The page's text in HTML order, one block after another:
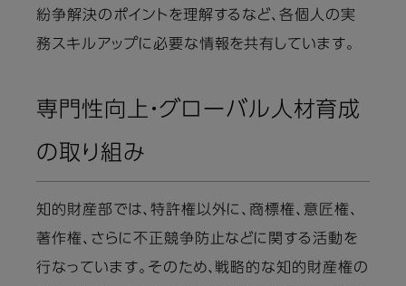
紛争解決のポイントを理解するなど、各個人の実
務スキルアップに必要な情報を共有しています。
専門性向上・グローバル人材育成
の取り組み
知的財産部では、特許権以外に、商標権、意匠権、
著作権、さらに不正競争防止などに関する活動を
行なっています。そのため、戦略的な知的財産権の